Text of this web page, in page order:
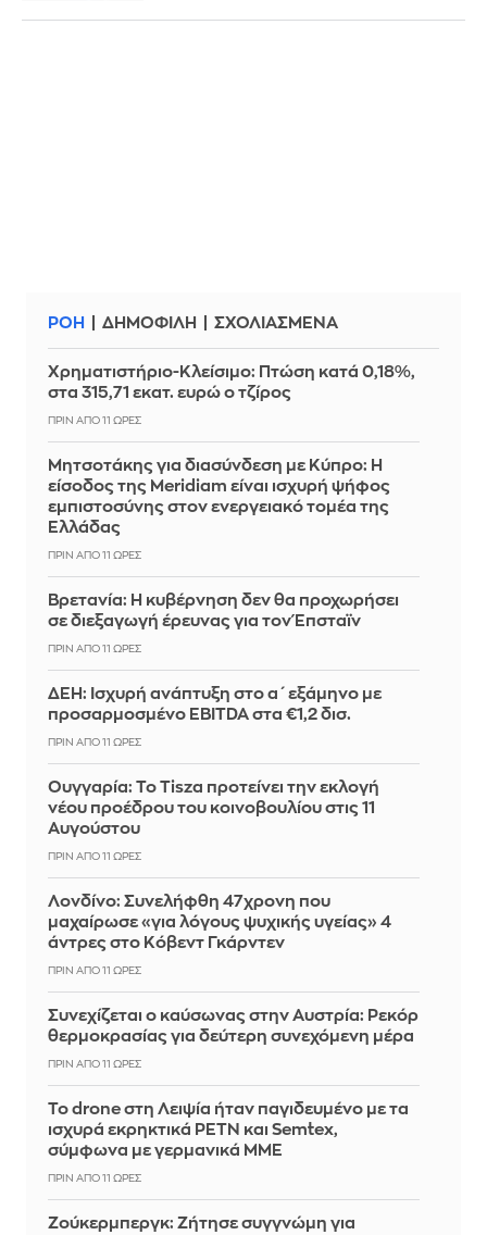
ΡΟΗ ΔΗΜΟΦΙΛΗ ΣΧΟΛΙΑΣΜΕΝΑ
Χρηματιστήριο-Κλείσιμο: Πτώση κατά 0,18%,
στα 315,71 εκατ. ευρώ ο τζίρος
ΠΡΙΝ ΑΠΌ 11 ΏΡΕΣ
Μητσοτάκης για διασύνδεση με Κύπρο: Η
είσοδος της Meridiam είναι ισχυρή ψήφος
εμπιστοσύνης στον ενεργειακό τομέα της
Ελλάδας
ΠΡΙΝ ΑΠΌ 11 ΏΡΕΣ
Βρετανία: Η κυβέρνηση δεν θα προχωρήσει
σε διεξαγωγή έρευνας για τον Έπσταϊν
ΠΡΙΝ ΑΠΌ 11 ΏΡΕΣ
ΔΕΗ: Ισχυρή ανάπτυξη στο α΄ εξάμηνο με
προσαρμοσμένο EBITDA στα €1,2 δισ.
ΠΡΙΝ ΑΠΌ 11 ΏΡΕΣ
Ουγγαρία: Το Tisza προτείνει την εκλογή
νέου προέδρου του κοινοβουλίου στις 11
Αυγούστου
ΠΡΙΝ ΑΠΌ 11 ΏΡΕΣ
Λονδίνο: Συνελήφθη 47χρονη που
μαχαίρωσε «για λόγους ψυχικής υγείας» 4
άντρες στο Κόβεντ Γκάρντεν
ΠΡΙΝ ΑΠΌ 11 ΏΡΕΣ
Συνεχίζεται ο καύσωνας στην Αυστρία: Ρεκόρ
θερμοκρασίας για δεύτερη συνεχόμενη μέρα
ΠΡΙΝ ΑΠΌ 11 ΏΡΕΣ
Το drone στη Λειψία ήταν παγιδευμένο με τα
ισχυρά εκρηκτικά PETN και Semtex,
σύμφωνα με γερμανικά ΜΜΕ
ΠΡΙΝ ΑΠΌ 11 ΏΡΕΣ
Ζούκερμπεργκ: Ζήτησε συγγνώμη για